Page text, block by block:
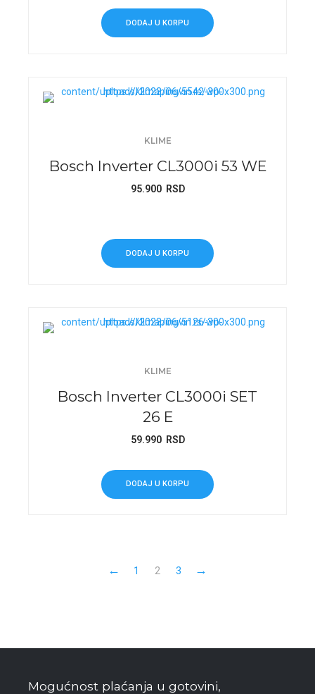
DODAJ U KORPU
KLIME
Bosch Inverter CL3000i 53 WE
95.900 RSD
DODAJ U KORPU
KLIME
Bosch Inverter CL3000i SET
26 E
59.990 RSD
DODAJ U KORPU
← 1 2 3 →
Mogućnost plaćanja u gotovini,